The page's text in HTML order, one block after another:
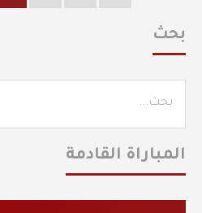
بحث
المباراة القادمة